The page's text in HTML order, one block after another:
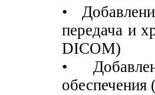
•
передача и
DICOM)
•
обеспечения